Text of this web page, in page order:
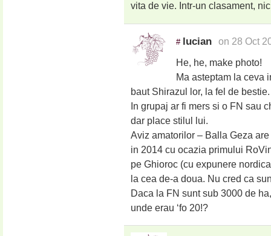
vita de vie. Intr-un clasament,
# lucian on 28 Oct
He, he, make photo!
Ma asteptam la ceva
baut Shirazul lor, la fel de bestie.
In grupaj ar fi mers si o FN sau
dar place stilul lui.
Aviz amatorilor – Balla Geza
in 2014 cu ocazia primului
pe Ghioroc (cu expunere
la cea de-a doua. Nu cred ca
Daca la FN sunt sub 3000 de
unde erau ‘fo 20!?